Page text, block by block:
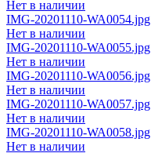
Нет в наличии
IMG-20201110-WA0054.jpg
Нет в наличии
IMG-20201110-WA0055.jpg
Нет в наличии
IMG-20201110-WA0056.jpg
Нет в наличии
IMG-20201110-WA0057.jpg
Нет в наличии
IMG-20201110-WA0058.jpg
Нет в наличии